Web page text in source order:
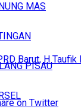
MAS
PISAU
Barut, H Taufik
on Twitter